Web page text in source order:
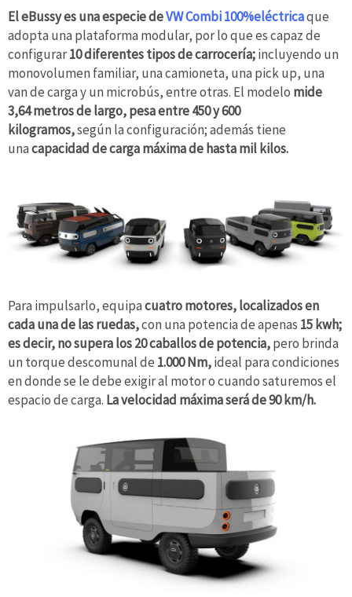
El eBussy es una especie deVW Combi 100%eléctricaque
adopta una plataforma modular, por lo que es capaz de
configurar10 diferentes tipos de carrocería;incluyendo un
monovolumen familiar, una camioneta, una pick up, una
van de carga y un microbús, entre otras. El modelo mide
3,64 metros de largo, pesa entre 450 y 600
kilogramos,según la configuración; además tiene
unacapacidad de carga máxima de hasta mil kilos.
Para impulsarlo, equipacuatro motores, localizados en
cada una de las ruedas,con una potencia de apenas 15 kwh;
es decir, no supera los 20 caballos de potencia,pero brinda
un torque descomunal de 1.000 Nm,ideal para condiciones
en donde se le debe exigir al motor o cuando saturemos el
espacio de carga. La velocidad máxima será de 90 km/h.